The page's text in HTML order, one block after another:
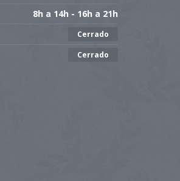
8h a 14h - 16h a 21h
Cerrado
Cerrado